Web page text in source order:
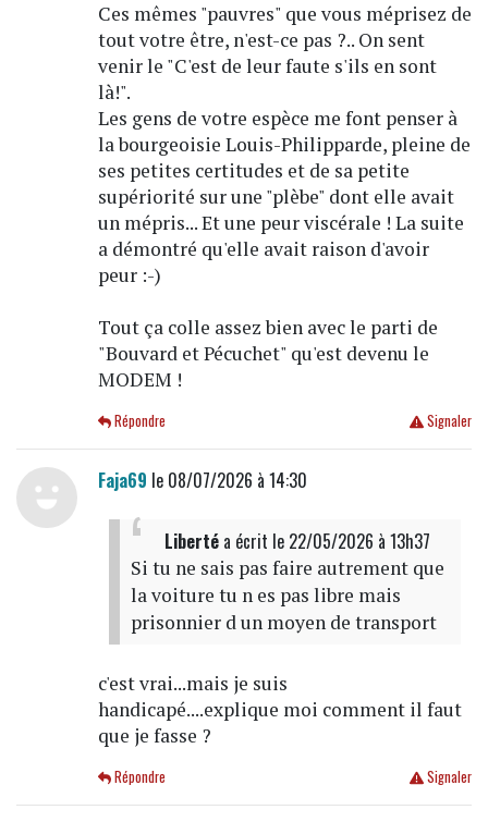
Ces mêmes "pauvres" que vous méprisez de
tout votre être, n'est-ce pas ?.. On sent
venir le "C'est de leur faute s'ils en sont
là!".
Les gens de votre espèce me font penser à
la bourgeoisie Louis-Philipparde, pleine de
ses petites certitudes et de sa petite
supériorité sur une "plèbe" dont elle avait
un mépris... Et une peur viscérale ! La suite
a démontré qu'elle avait raison d'avoir
peur :-)
Tout ça colle assez bien avec le parti de
"Bouvard et Pécuchet" qu'est devenu le
MODEM !
Signaler
Répondre
Faja69 le 08/07/2026 à 14:30
Libertéa écrit le 22/05/2026 à 13h37
Si tu ne sais pas faire autrement que
la voiture tu n es pas libre mais
prisonnier d un moyen de transport
c'est vrai...mais je suis
handicapé....explique moi comment il faut
que je fasse ?
Signaler
Répondre